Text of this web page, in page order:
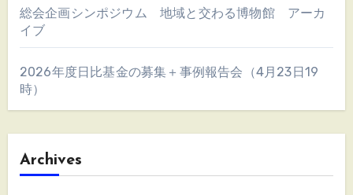
総会企画シンポジウム 地域と交わる博物館 アーカ
イブ
2026年度日比基金の募集＋事例報告会（4月23日19
時）
Archives